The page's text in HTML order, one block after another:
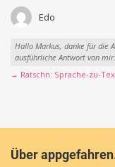
Edo
Hallo Markus, danke für die
ausführliche Antwort von
→ Ratschn: Sprache-zu-
Über